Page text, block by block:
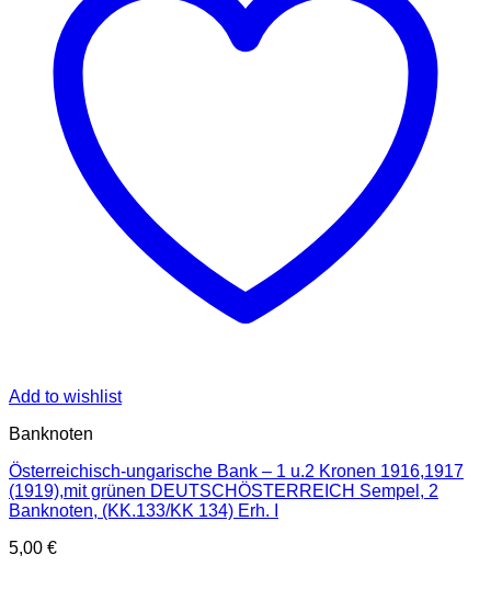
Add to wishlist
Banknoten
Österreichisch-ungarische Bank – 1 u.2 Kronen 1916,1917
(1919),mit grünen DEUTSCHÖSTERREICH Sempel, 2
Banknoten, (KK.133/KK 134) Erh. I
5,00 €